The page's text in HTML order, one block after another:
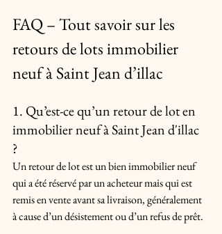
FAQ – Tout savoir sur les
retours de lots immobilier
neuf à Saint Jean d’illac
1. Qu’est-ce qu’un retour de lot en
immobilier neuf à Saint Jean d'illac
?
Un retour de lot est un bien immobilier neuf
qui a été réservé par un acheteur mais qui est
remis en vente avant sa livraison, généralement
à cause d’un désistement ou d’un refus de prêt.